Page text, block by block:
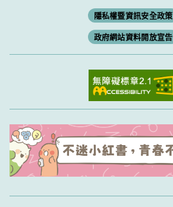
隱私權暨資訊安全政策
政府網站資料開放宣告